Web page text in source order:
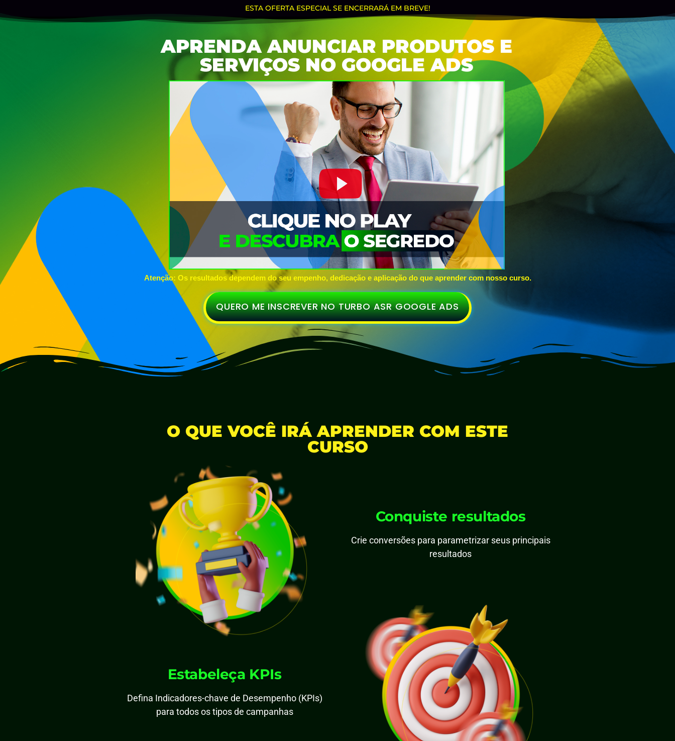
ESTA OFERTA ESPECIAL SE ENCERRARÁ EM BREVE!
APRENDA ANUNCIAR PRODUTOS E
SERVIÇOS NO GOOGLE ADS
Atenção: Os resultados dependem do seu empenho, dedicação e aplicação do que aprender com nosso curso.
QUERO ME INSCREVER NO TURBO ASR GOOGLE ADS
O QUE VOCÊ IRÁ APRENDER COM ESTE
CURSO
Conquiste resultados
Crie conversões para parametrizar seus principais
resultados
Estabeleça KPIs
Defina Indicadores-chave de Desempenho (KPIs)
para todos os tipos de campanhas